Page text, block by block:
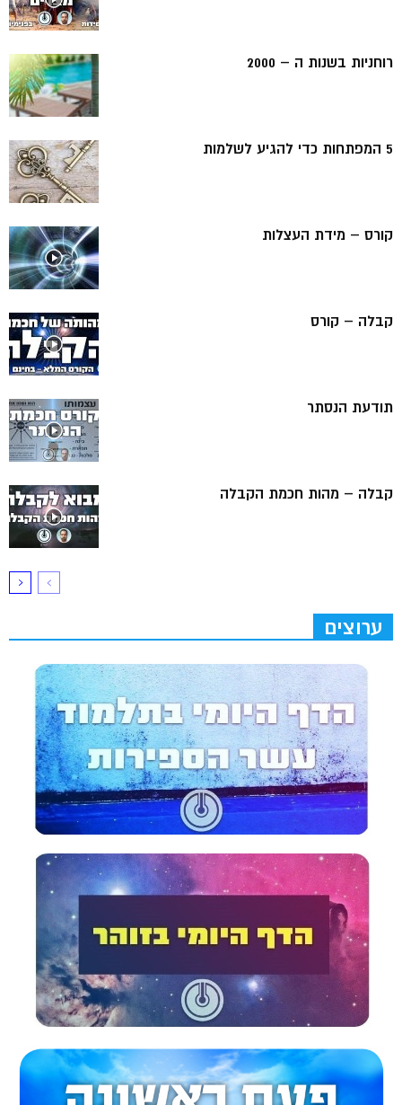
רוחניות בשנות ה – 2000
5 המפתחות כדי להגיע לשלמות
קורס – מידת העצלות
קבלה – קורס
תודעת הנסתר
קבלה – מהות חכמת הקבלה
ערוצים